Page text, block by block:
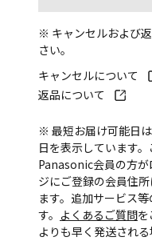
※ キャンセルおよび
さい。
キャンセルについて
返品について
※ 最短お届け可能日
日を表示しています
Panasonic会員の方
ジにご登録の会員住
ます。追加サービス
す。 よくあるご質問
よりも早く発送される